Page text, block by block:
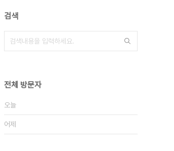
검색
전체 방문자
오늘
어제